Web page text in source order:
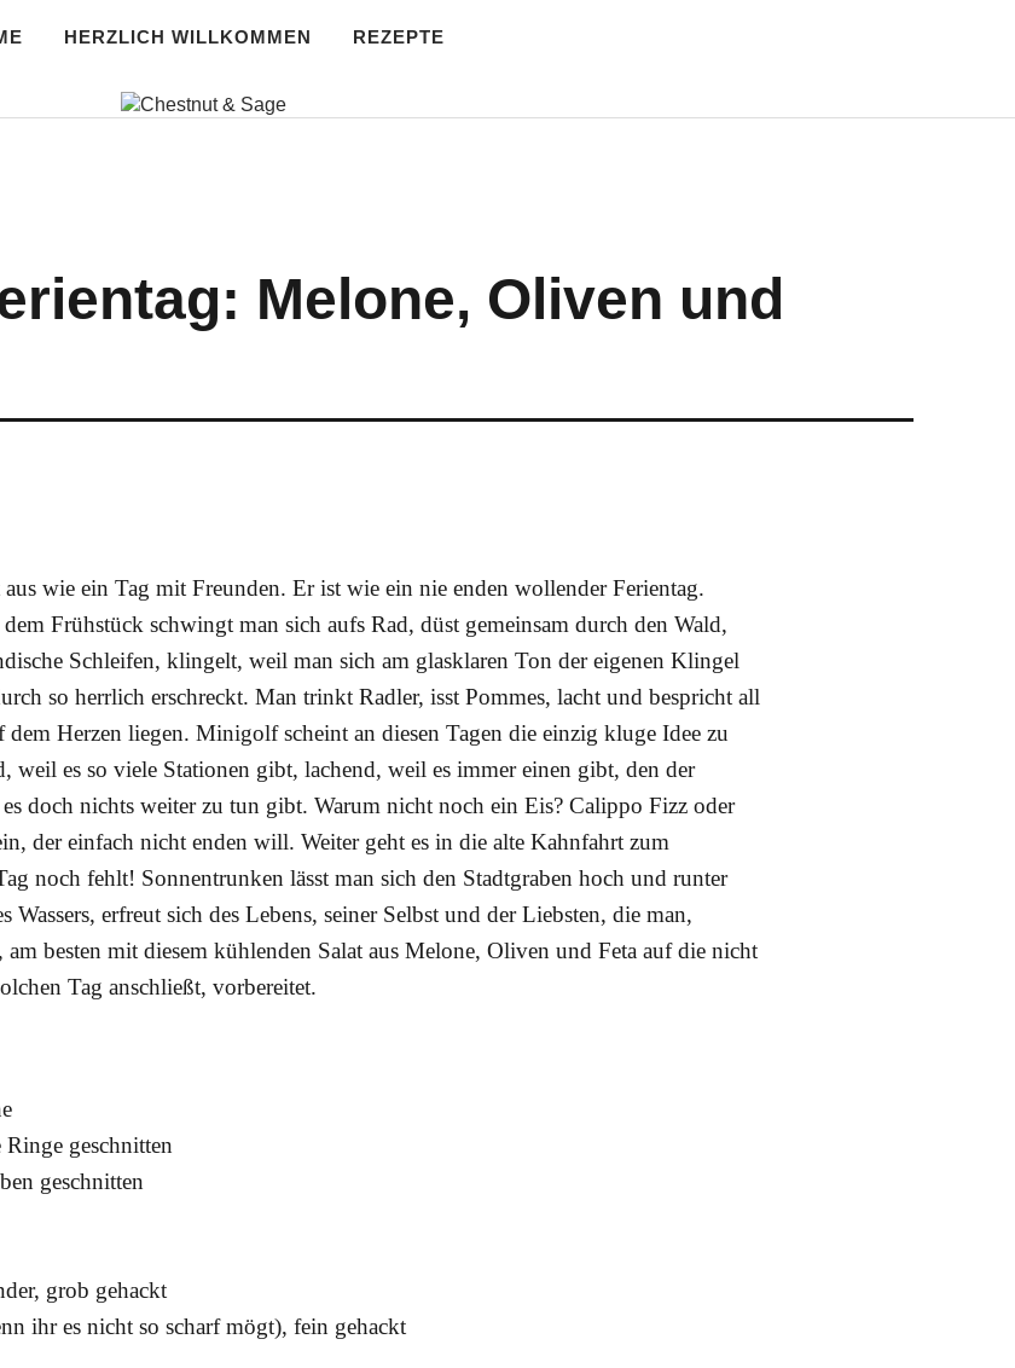
HERZLICH WILLKOMMEN REZEPTE
Melone, Oliven und
wie ein Tag mit Freunden. Er ist wie ein nie enden wollender Ferientag.
Frühstück schwingt man sich aufs Rad, düst gemeinsam durch den Wald,
Schleifen, klingelt, weil man sich am glasklaren Ton der eigenen Klingel
so herrlich erschreckt. Man trinkt Radler, isst Pommes, lacht und bespricht all
Herzen liegen. Minigolf scheint an diesen Tagen die einzig kluge Idee zu
es so viele Stationen gibt, lachend, weil es immer einen gibt, den der
doch nichts weiter zu tun gibt. Warum nicht noch ein Eis? Calippo Fizz oder
der einfach nicht enden will. Weiter geht es in die alte Kahnfahrt zum
noch fehlt! Sonnentrunken lässt man sich den Stadtgraben hoch und runter
Wassers, erfreut sich des Lebens, seiner Selbst und der Liebsten, die man,
besten mit diesem kühlenden Salat aus Melone, Oliven und Feta auf die nicht
Tag anschließt, vorbereitet.
geschnitten
geschnitten
grob gehackt
ihr es nicht so scharf mögt), fein gehackt